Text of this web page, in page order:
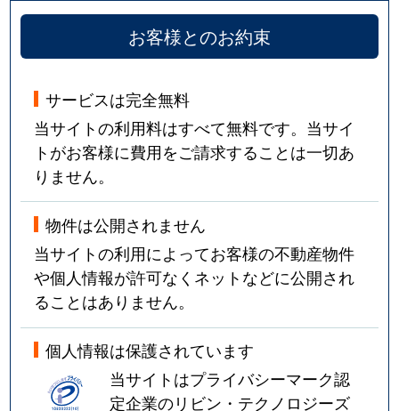
お客様とのお約束
サービスは完全無料
当サイトの利用料はすべて無料です。当サイ
トがお客様に費用をご請求することは一切あ
りません。
物件は公開されません
当サイトの利用によってお客様の不動産物件
や個人情報が許可なくネットなどに公開され
ることはありません。
個人情報は保護されています
当サイトはプライバシーマーク認
定企業のリビン・テクノロジーズ